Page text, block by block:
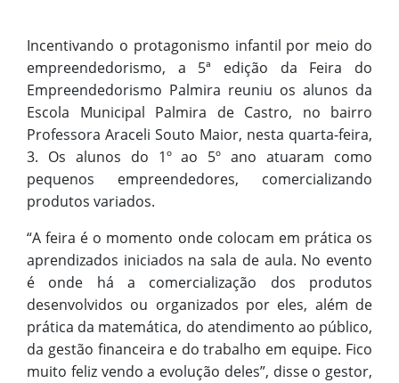
Incentivando o protagonismo infantil por meio do
empreendedorismo, a 5ª edição da Feira do
Empreendedorismo Palmira reuniu os alunos da
Escola Municipal Palmira de Castro, no bairro
Professora Araceli Souto Maior, nesta quarta-feira,
3. Os alunos do 1º ao 5º ano atuaram como
pequenos empreendedores, comercializando
produtos variados.
“A feira é o momento onde colocam em prática os
aprendizados iniciados na sala de aula. No evento
é onde há a comercialização dos produtos
desenvolvidos ou organizados por eles, além de
prática da matemática, do atendimento ao público,
da gestão financeira e do trabalho em equipe. Fico
muito feliz vendo a evolução deles”, disse o gestor,